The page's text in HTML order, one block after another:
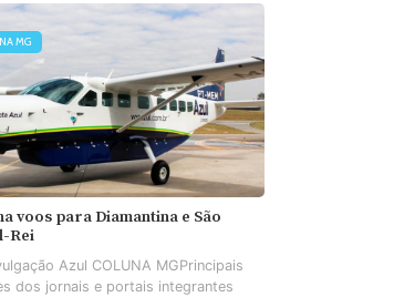
MG
voos para Diamantina e São
Rei
Azul COLUNA MGPrincipais
dos jornais e portais integrantes